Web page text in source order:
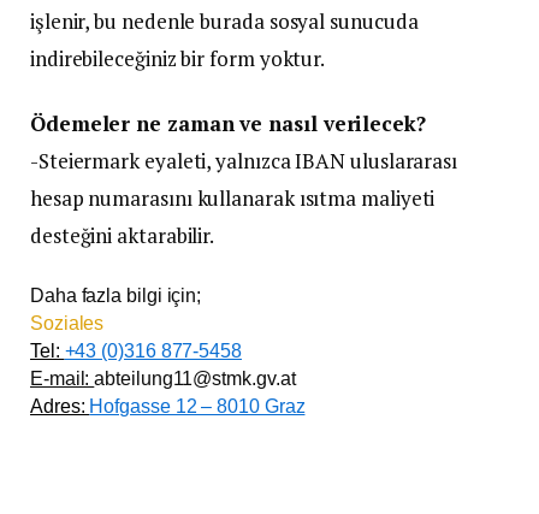
işlenir, bu nedenle burada sosyal sunucuda
indirebileceğiniz bir form yoktur.
Ödemeler ne zaman ve nasıl verilecek?
-Steiermark eyaleti, yalnızca IBAN uluslararası
hesap numarasını kullanarak ısıtma maliyeti
desteğini aktarabilir.
Daha fazla bilgi için;
Soziales
Tel: +43 (0)316 877-5458
E-mail:abteilung11@stmk.gv.at
Adres: Hofgasse 12 – 8010 Graz